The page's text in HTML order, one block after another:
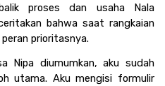
proses dan usaha Nala
bahwa saat rangkaian
prioritasnya.
Nipa diumumkan, aku sudah
utama. Aku mengisi formulir